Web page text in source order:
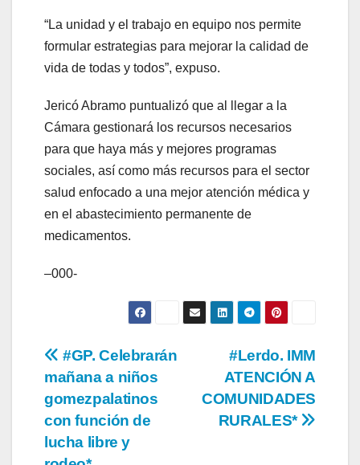
“La unidad y el trabajo en equipo nos permite
formular estrategias para mejorar la calidad de
vida de todas y todos”, expuso.
Jericó Abramo puntualizó que al llegar a la
Cámara gestionará los recursos necesarios
para que haya más y mejores programas
sociales, así como más recursos para el sector
salud enfocado a una mejor atención médica y
en el abastecimiento permanente de
medicamentos.
–000-
Navegación
de
entradas
#Lerdo. IMM
ATENCIÓN A
COMUNIDADES
RURALES*
#GP. Celebrarán
mañana a niños
gomezpalatinos
con función de
lucha libre y